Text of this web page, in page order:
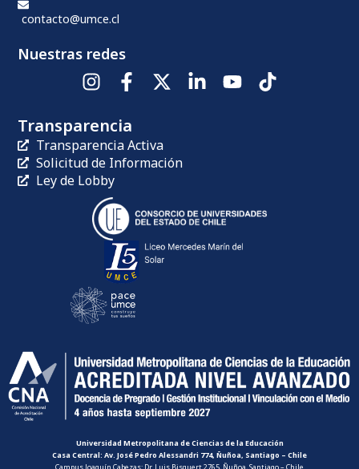
contacto@umce.cl
Nuestras redes
Transparencia
Transparencia Activa
Solicitud de Información
Ley de Lobby
Universidad Metropolitana de Ciencias de la Educación
Casa Central: Av. José Pedro Alessandri 774, Ñuñoa, Santiago – Chile
Campus Joaquín Cabezas: Dr. Luis Bisquert 2765, Ñuñoa, Santiago – Chile